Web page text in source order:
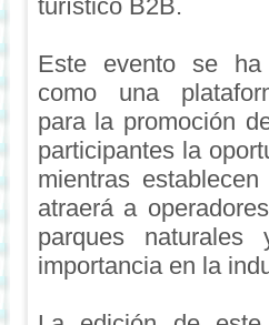
turístico B2B.
Este evento se ha
como una
para la promoción
participantes la
mientras
atraerá a
parques naturales
importancia en la